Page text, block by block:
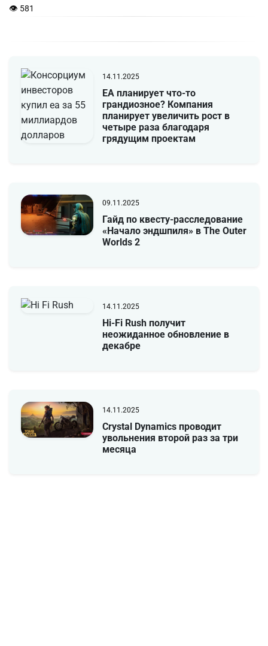
👁 581
14.11.2025
EA планирует что-то
грандиозное? Компания
планирует увеличить рост в
четыре раза благодаря
грядущим проектам
09.11.2025
Гайд по квесту-расследование
«Начало эндшпиля» в The Outer
Worlds 2
14.11.2025
Hi-Fi Rush получит
неожиданное обновление в
декабре
14.11.2025
Crystal Dynamics проводит
увольнения второй раз за три
месяца